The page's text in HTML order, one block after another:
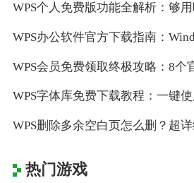
WPS办公软件官方下载指南：
热门游戏